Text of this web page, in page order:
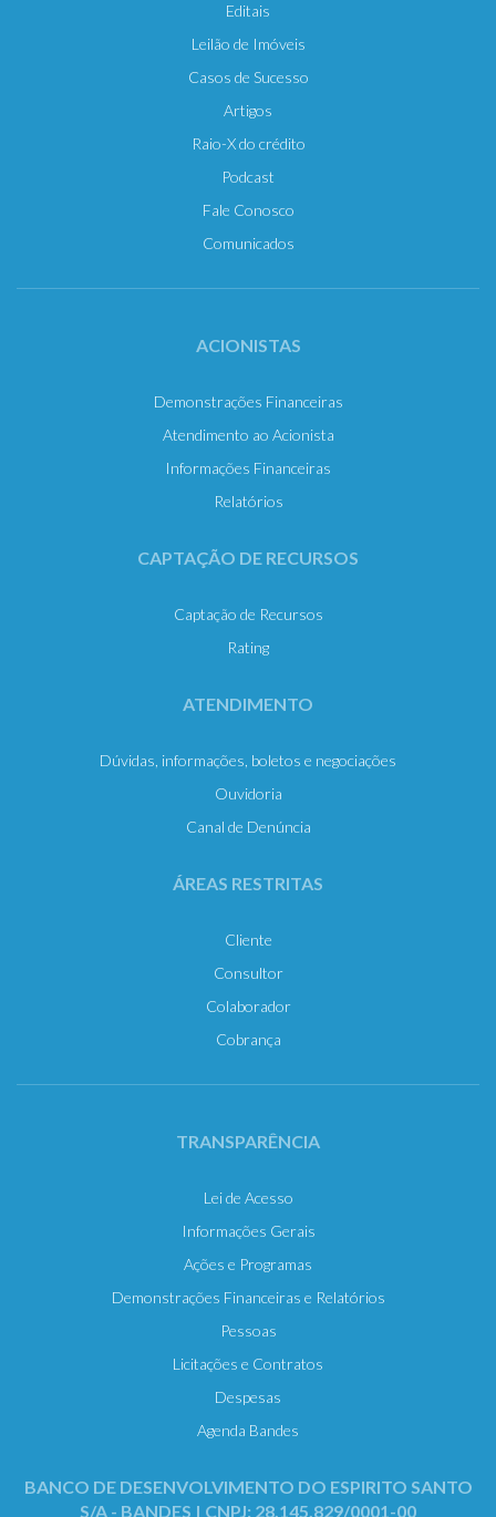
Editais
Leilão de Imóveis
Casos de Sucesso
Artigos
Raio-X do crédito
Podcast
Fale Conosco
Comunicados
ACIONISTAS
Demonstrações Financeiras
Atendimento ao Acionista
Informações Financeiras
Relatórios
CAPTAÇÃO DE RECURSOS
Captação de Recursos
Rating
ATENDIMENTO
Dúvidas, informações, boletos e negociações
Ouvidoria
Canal de Denúncia
ÁREAS RESTRITAS
Cliente
Consultor
Colaborador
Cobrança
TRANSPARÊNCIA
Lei de Acesso
Informações Gerais
Ações e Programas
Demonstrações Financeiras e Relatórios
Pessoas
Licitações e Contratos
Despesas
Agenda Bandes
BANCO DE DESENVOLVIMENTO DO ESPIRITO SANTO
S/A - BANDES | CNPJ: 28.145.829/0001-00